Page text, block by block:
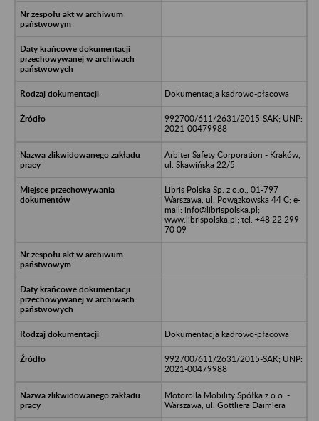
Dokumentacja kadrowo-płacowa
992700/611/2631/2015-SAK; UNP:
2021-00479988
Arbiter Safety Corporation - Kraków,
ul. Skawińska 22/5
Libris Polska Sp. z o.o., 01-797
Warszawa, ul. Powązkowska 44 C; e-
mail: info@librispolska.pl;
www.librispolska.pl; tel. +48 22 299
70 09
Dokumentacja kadrowo-płacowa
992700/611/2631/2015-SAK; UNP:
2021-00479988
Motorolla Mobility Spółka z o.o. -
Warszawa, ul. Gottliera Daimlera